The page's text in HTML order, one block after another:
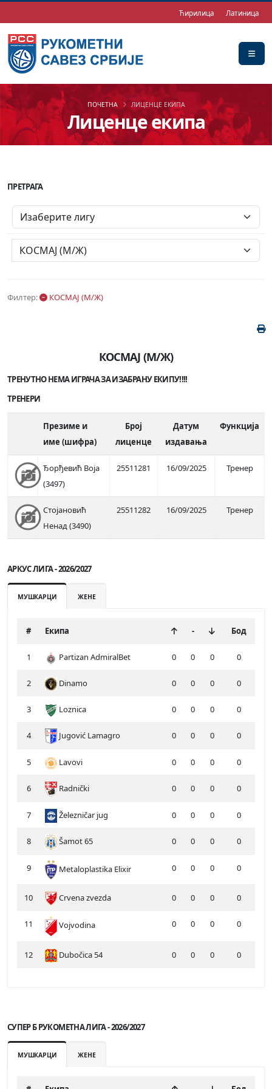
Ћирилица Латиница
Лиценце екипа
ПОЧЕТНА ЛИЦЕНЦЕ ЕКИПА
Филтер: КОСМАЈ (М/Ж)
КОСМАЈ (М/Ж)
ТРЕНУТНО НЕМА ИГРАЧА ЗА ИЗАБРАНУ ЕКИПУ!!!!
ТРЕНЕРИ
Презиме и
име (шифра)
Број
лиценце
Датум
издавања
Функција
Ђорђевић Воја
(3497)
25511281 16/09/2025 Тренер
Стојановић
Ненад (3490)
25511282 16/09/2025 Тренер
ПРЕТРАГА
АРКУС ЛИГА - 2026/2027
МУШКАРЦИ ЖЕНЕ
# Екипа - Бод
1 Partizan AdmiralBet 0 0 0 0
2 Dinamo 0 0 0 0
3 Loznica 0 0 0 0
4 Jugović Lamagro 0 0 0 0
5 Lavovi 0 0 0 0
6 Radnički 0 0 0 0
7 Železničar jug 0 0 0 0
8 Šamot 65 0 0 0 0
9 Metaloplastika Elixir 0 0 0 0
10 Crvena zvezda 0 0 0 0
11 Vojvodina 0 0 0 0
12 Dubočica 54 0 0 0 0
СУПЕР Б РУКОМЕТНА ЛИГА - 2026/2027
МУШКАРЦИ ЖЕНЕ